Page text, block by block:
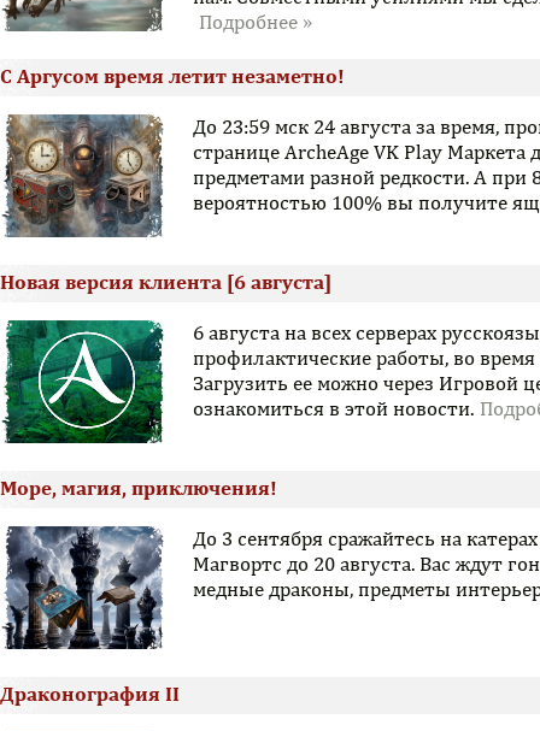
С Аргусом время летит незаметно!
До 23:59 мск 24 августа за время,
странице ArcheAge VK Play
предметами разной редкости. А при
вероятностью 100% вы получите
Новая версия клиента [6 августа]
6 августа на всех серверах
профилактические работы, во
Загрузить ее можно через Игровой
ознакомиться в этой новости.
Море, магия, приключения!
До 3 сентября сражайтесь на
Магвортс до 20 августа. Вас ждут
медные драконы, предметы
Драконография II